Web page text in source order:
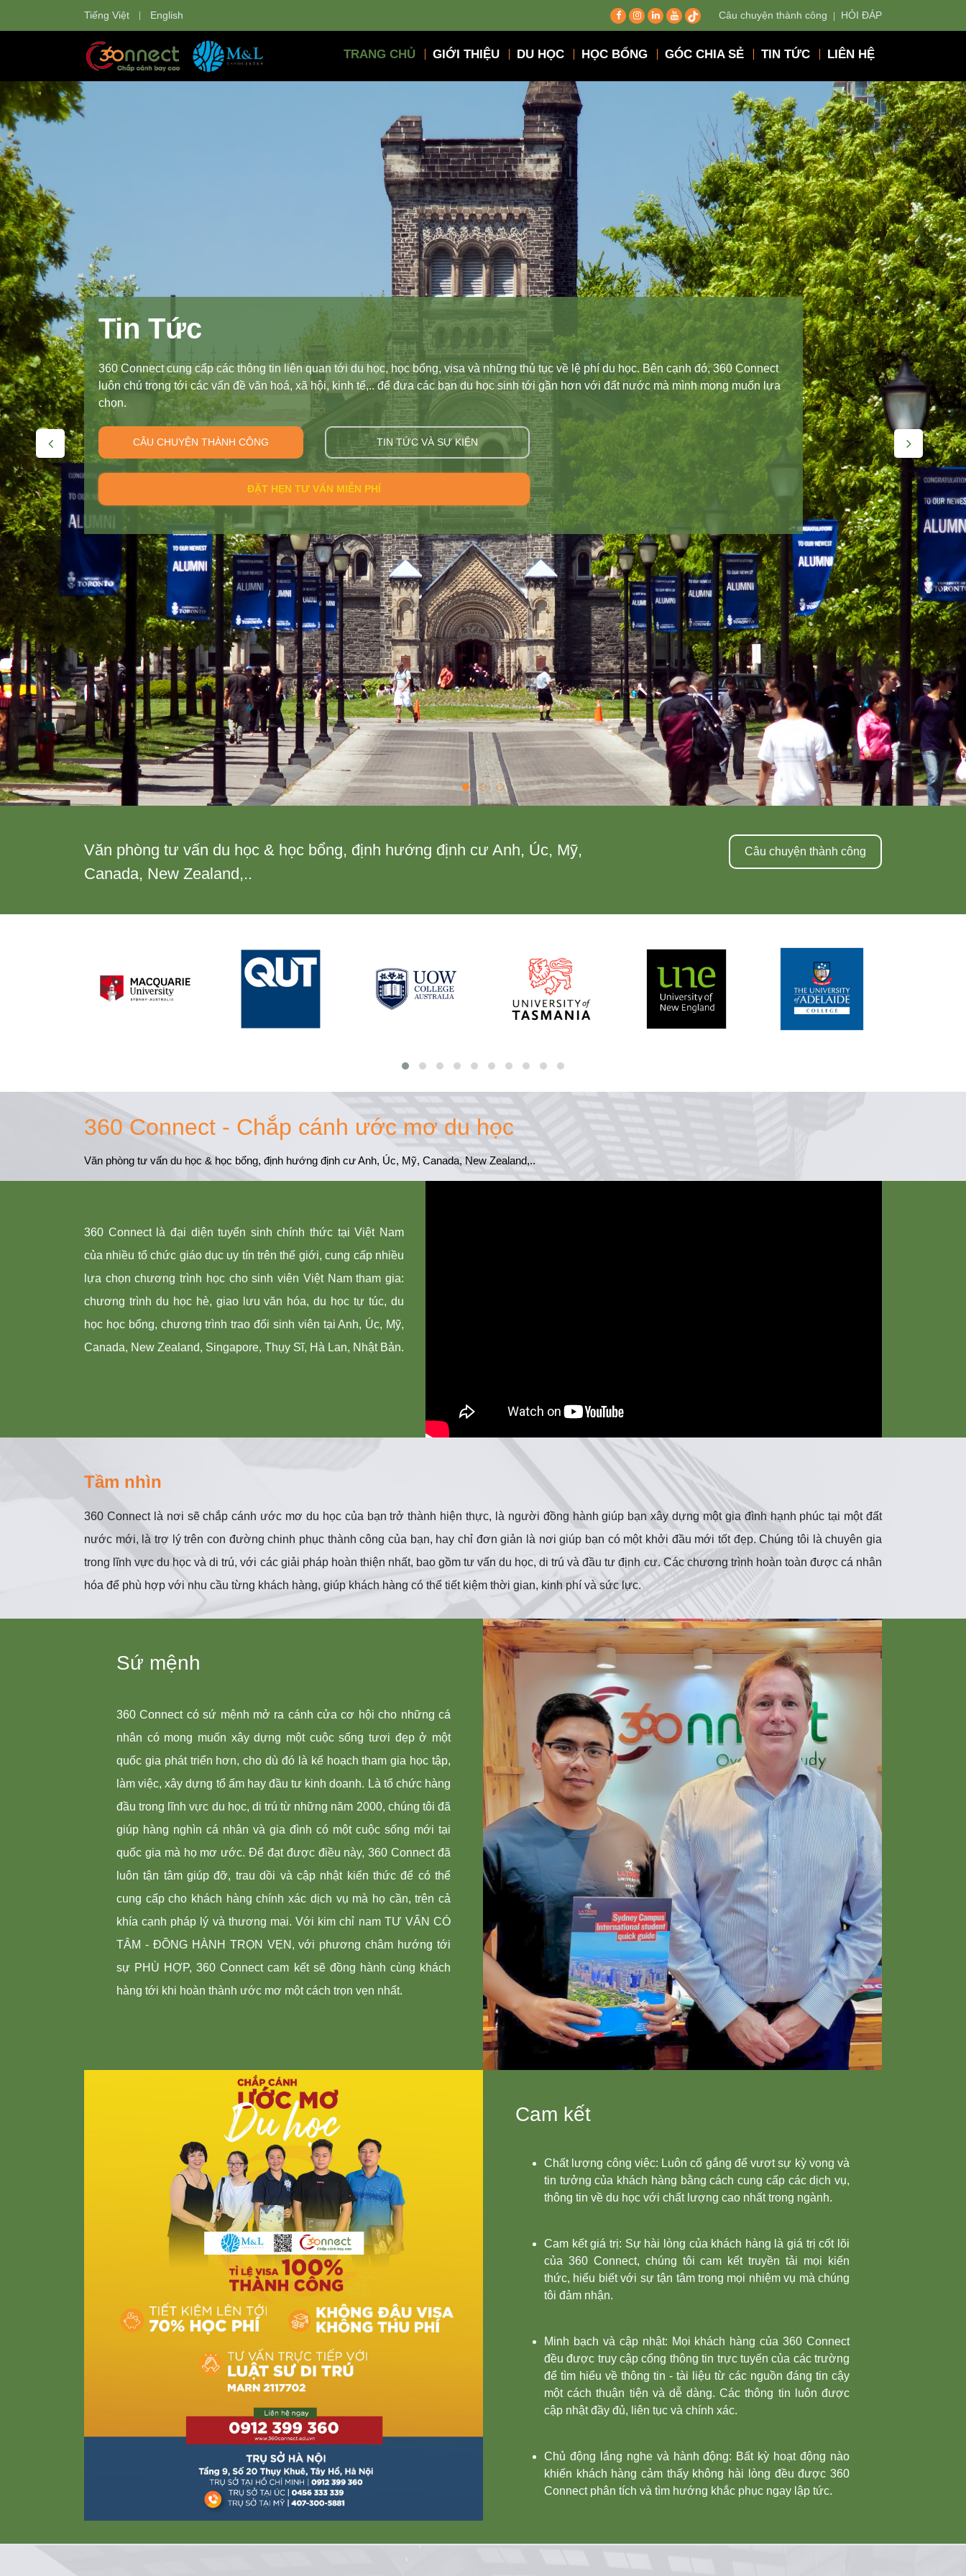
Tiếng Việt English Câu chuyện thành công HỎI ĐÁP
TRANG CHỦ GIỚI THIỆU DU HỌC HỌC BỔNG GÓC CHIA SẺ TIN TỨC LIÊN HỆ
Học Bổng
360 Connect tự hào là nơi cung cấp các thông tin về các trường đại học và các chương trình học cho sinh viên Việt Nam tham gia:
chương trình du học hè, giao lưu văn hóa, du học tự túc, du học học bổng, chương trình trao đổi sinh viên tại Anh, Úc, Mỹ, Canada,
New Zealand, Singapore, Thụy Sĩ, Hà Lan, Nhật Bản. Đội 360 Connect mang tới cho bạn không chỉ thông tin mà còn giúp bạn tư vấn
và hoàn thiện hồ sơ trên con đường chắp cánh ước mơ du học.
CÂU CHUYỆN THÀNH CÔNG TIN TỨC VÀ SỰ KIỆN
ĐẶT LỊCH TƯ VẤN MIỄN PHÍ
Văn phòng tư vấn du học & học bổng, định hướng định cư Anh, Úc, Mỹ,
Canada, New Zealand,..
Câu chuyện thành công
360 Connect - Chắp cánh ước mơ du học
Văn phòng tư vấn du học & học bổng, định hướng định cư Anh, Úc, Mỹ, Canada, New Zealand,..
360 Connect là đại diện tuyển sinh chính thức tại Việt Nam
của nhiều tổ chức giáo dục uy tín trên thế giới, cung cấp nhiều
lựa chọn chương trình học cho sinh viên Việt Nam tham gia:
chương trình du học hè, giao lưu văn hóa, du học tự túc, du
học học bổng, chương trình trao đổi sinh viên tại Anh, Úc, Mỹ,
Canada, New Zealand, Singapore, Thụy Sĩ, Hà Lan, Nhật Bản.
Tầm nhìn
360 Connect là nơi sẽ chắp cánh ước mơ du học của bạn trở thành hiện thực, là người đồng hành giúp bạn xây dựng một gia đình hạnh phúc tại một đất
nước mới, là trợ lý trên con đường chinh phục thành công của bạn, hay chỉ đơn giản là nơi giúp bạn có một khởi đầu mới tốt đẹp. Chúng tôi là chuyên gia
trong lĩnh vực du học và di trú, với các giải pháp hoàn thiện nhất, bao gồm tư vấn du học, di trú và đầu tư định cư. Các chương trình hoàn toàn được cá nhân
hóa để phù hợp với nhu cầu từng khách hàng, giúp khách hàng có thể tiết kiệm thời gian, kinh phí và sức lực.
Sứ mệnh
360 Connect có sứ mệnh mở ra cánh cửa cơ hội cho những cá
nhân có mong muốn xây dựng một cuộc sống tươi đẹp ở một
quốc gia phát triển hơn, cho dù đó là kế hoạch tham gia học tập,
làm việc, xây dựng tổ ấm hay đầu tư kinh doanh. Là tổ chức hàng
đầu trong lĩnh vực du học, di trú từ những năm 2000, chúng tôi đã
giúp hàng nghìn cá nhân và gia đình có một cuộc sống mới tại
quốc gia mà họ mơ ước. Để đạt được điều này, 360 Connect đã
luôn tận tâm giúp đỡ, trau dồi và cập nhật kiến thức để có thể
cung cấp cho khách hàng chính xác dịch vụ mà họ cần, trên cả
khía cạnh pháp lý và thương mại. Với kim chỉ nam TƯ VẤN CÓ
TÂM - ĐỒNG HÀNH TRỌN VẸN, với phương châm hướng tới
sự PHÙ HỢP, 360 Connect cam kết sẽ đồng hành cùng khách
hàng tới khi hoàn thành ước mơ một cách trọn vẹn nhất.
Cam kết
Chất lượng công việc: Luôn cố gắng để vượt sự kỳ vọng và
tin tưởng của khách hàng bằng cách cung cấp các dịch vụ,
thông tin về du học với chất lượng cao nhất trong ngành.
Cam kết giá trị: Sự hài lòng của khách hàng là giá trị cốt lõi
của 360 Connect, chúng tôi cam kết truyền tải mọi kiến
thức, hiểu biết với sự tận tâm trong mọi nhiệm vụ mà chúng
tôi đảm nhận.
Minh bạch và cập nhật: Mọi khách hàng của 360 Connect
đều được truy cập cổng thông tin trực tuyến của các trường
để tìm hiểu về thông tin - tài liệu từ các nguồn đáng tin cậy
một cách thuận tiện và dễ dàng. Các thông tin luôn được
cập nhật đầy đủ, liên tục và chính xác.
Chủ động lắng nghe và hành động: Bất kỳ hoạt động nào
khiến khách hàng cảm thấy không hài lòng đều được 360
Connect phân tích và tìm hướng khắc phục ngay lập tức.